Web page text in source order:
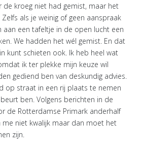
de kroeg niet had gemist, maar het
als je weinig of geen aanspraak
een tafeltje in de open lucht een
We hadden het wél gemist. En dat
kunt schieten ook. Ik heb heel wat
ik ter plekke mijn keuze wil
gediend ben van deskundig advies.
op straat in een rij plaats te nemen
ben. Volgens berichten in de
de Rotterdamse Primark anderhalf
me niet kwalijk maar dan moet het
zijn.